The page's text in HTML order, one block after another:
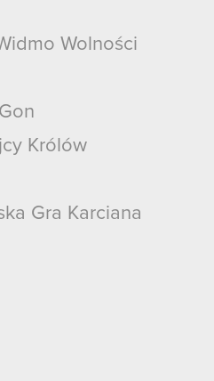
Wolności
Królów
Gra Karciana